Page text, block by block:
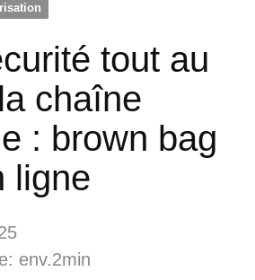
tout au
chaîne
: brown bag
ligne
env.2min